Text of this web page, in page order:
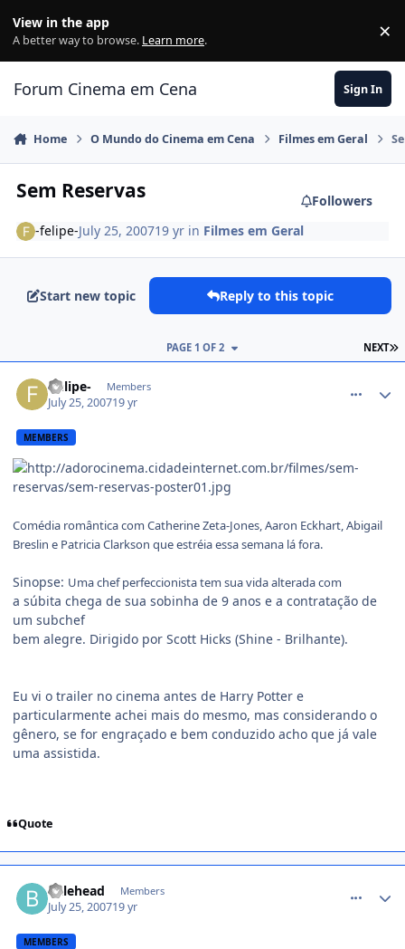
View in the app
A better way to browse. Learn more. ×
Forum Cinema em Cena Sign In
Home O Mundo do Cinema em Cena Filmes em Geral
Sem Reservas
Followers
-felipe-July 25, 200719 yr in Filmes em Geral
Start new topic Reply to this topic
NEXT
PAGE 1 OF 2
-felipe- Members
July 25, 200719 yr
MEMBERS
Comédia romântica com Catherine Zeta-Jones, Aaron Eckhart,Abigail
Breslin e Patricia Clarkson que estréia essa semana lá fora.
Sinopse: Uma chef perfeccionista tem sua vida alterada com
a súbita chega de sua sobinha de 9 anos e a contratação de
um subchef
bem alegre. Dirigido por Scott Hicks (Shine - Brilhante).
Eu vi o trailer no cinema antes de Harry Potter e
particularmente achei mais do mesmo, mas considerando o
gênero, se for engraçado e bem conduzido acho que já vale
uma assistida.
Quote
balehead Members
July 25, 200719 yr
MEMBERS